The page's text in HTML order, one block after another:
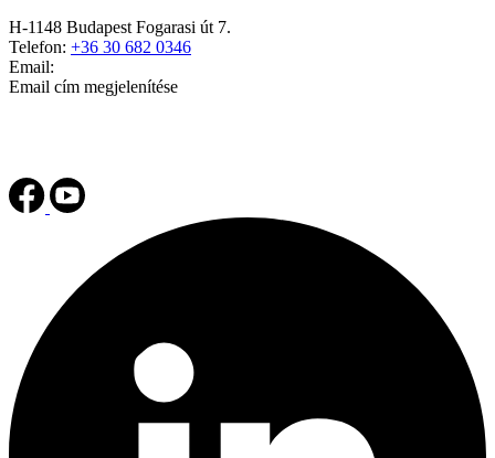
H-1148 Budapest Fogarasi út 7.
Telefon: +36 30 682 0346
Email:
Email cím megjelenítése